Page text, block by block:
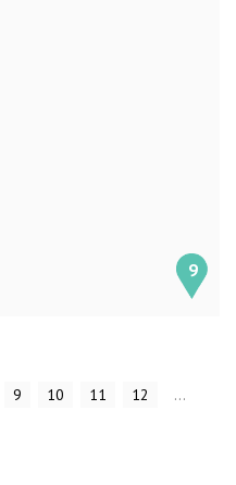
9
9 10 11 12
...